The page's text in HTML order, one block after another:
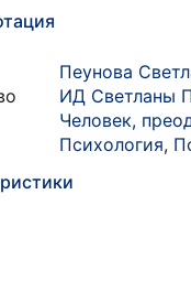
Пеунова
ИД Светланы
Человек,
Психология,